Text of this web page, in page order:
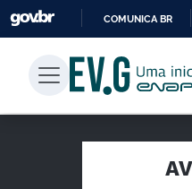
COMUNICA BR